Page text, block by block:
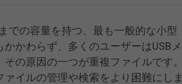
での容量を持つ、最も一般的な小型
かわらず、多くのユーザーはUSBメ
の原因の一つが重複ファイルです。
イルの管理や検索をより困難にしま